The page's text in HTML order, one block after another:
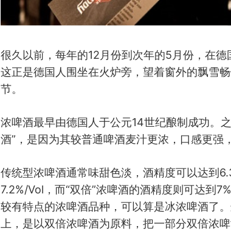
很久以前，每年的12月份到次年的5月份，在德
这正是德国人围坐在火炉旁，望着窗外的飘雪
节。
浓啤酒最早由德国人于公元14世纪酿制成功。
酒”，是因为其较普通啤酒麦汁更浓，口感更强
传统型浓啤酒通常味甜色淡，酒精度可以达到
7.2%/Vol，而“双倍”浓啤酒的酒精度则可达到
较有特点的浓啤酒品种，可以算是冰浓啤酒了
上，是以双倍浓啤酒为原料，把一部分双倍浓